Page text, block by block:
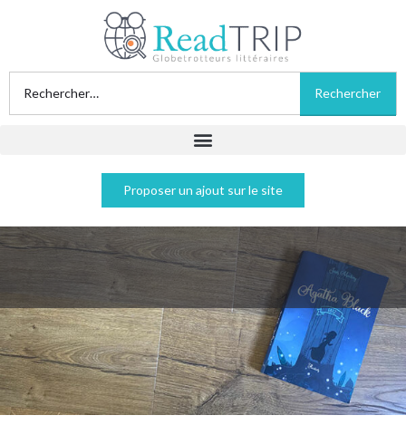
Proposer un ajout sur le site
Agatha Black - Janis MacKay
Acheter sur Amazon Acheter sur Fnac